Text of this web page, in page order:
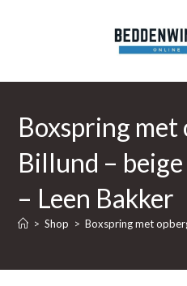
Boxspring
Billund –
– Leen Bakker
> Shop > Boxspring met